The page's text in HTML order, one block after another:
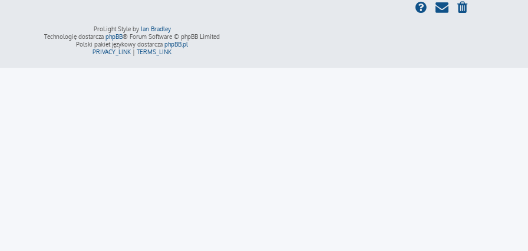
ProLight Style by Ian Bradley
Technologię dostarcza phpBB® Forum Software © phpBB Limited
Polski pakiet językowy dostarcza phpBB.pl
PRIVACY_LINK | TERMS_LINK